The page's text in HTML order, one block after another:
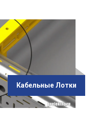
Кабельные Лотки